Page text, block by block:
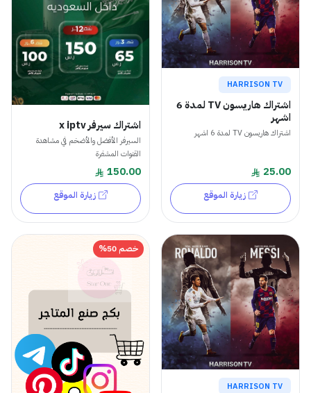
HARRISON TV
اشتراك هاريسون TV لمدة 6
اشهر
اشتراك هاريسون TV لمدة 6 اشهر
25.00
زيارة الموقع
اشتراك سيرفر x iptv
السيرفر الأفضل والأضخم في مشاهدة
القنوات المشفرة
150.00
زيارة الموقع
HARRISON TV
خصم 50%